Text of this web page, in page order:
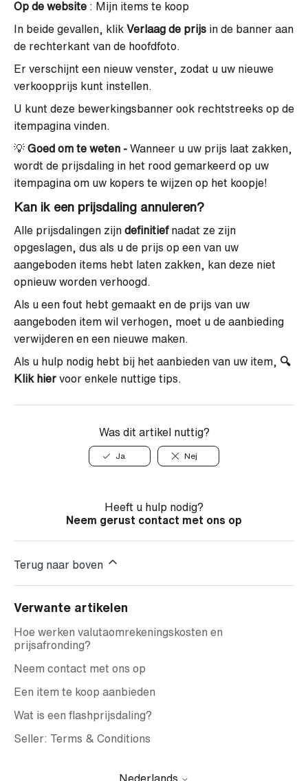
Op de website : Mijn items te koop
In beide gevallen, klik Verlaag de prijs in de banner aan
de rechterkant van de hoofdfoto.
Er verschijnt een nieuw venster, zodat u uw nieuwe
verkoopprijs kunt instellen.
U kunt deze bewerkingsbanner ook rechtstreeks op de
itempagina vinden.
💡 Goed om te weten - Wanneer u uw prijs laat zakken,
wordt de prijsdaling in het rood gemarkeerd op uw
itempagina om uw kopers te wijzen op het koopje!
Kan ik een prijsdaling annuleren?
Alle prijsdalingen zijn definitiefnadat ze zijn
opgeslagen, dus als u de prijs op een van uw
aangeboden items hebt laten zakken, kan deze niet
opnieuw worden verhoogd.
Als u een fout hebt gemaakt en de prijs van uw
aangeboden item wil verhogen, moet u de aanbieding
verwijderen en een nieuwe maken.
Als u hulp nodig hebt bij het aanbieden van uw item,
🔍
Klik hier voor enkele nuttige tips.
Was dit artikel nuttig?
Ja Nej
Heeft u hulp nodig?
Neem gerust contact met ons op
Terug naar boven
Verwante artikelen
Hoe werken valutaomrekeningskosten en
prijsafronding?
Neem contact met ons op
Een item te koop aanbieden
Wat is een flashprijsdaling?
Seller: Terms & Conditions
Nederlands